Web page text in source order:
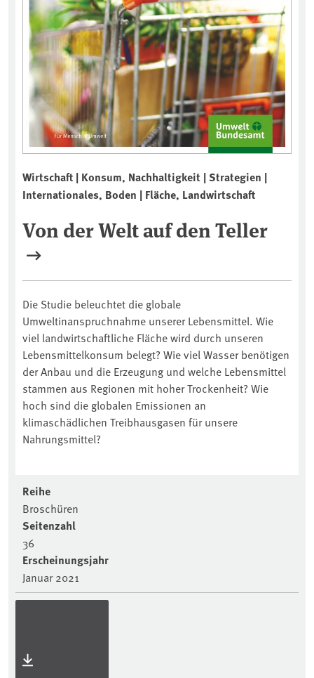
Wirtschaft | Konsum, Nachhaltigkeit | Strategien |
Internationales, Boden | Fläche, Landwirtschaft
Von der Welt auf den Teller
Die Studie beleuchtet die globale
Umweltinanspruchnahme unserer Lebensmittel. Wie
viel landwirtschaftliche Fläche wird durch unseren
Lebensmittelkonsum belegt? Wie viel Wasser benötigen
der Anbau und die Erzeugung und welche Lebensmittel
stammen aus Regionen mit hoher Trockenheit? Wie
hoch sind die globalen Emissionen an
klimaschädlichen Treibhausgasen für unsere
Nahrungsmittel?
Reihe
Broschüren
Seitenzahl
36
Erscheinungsjahr
Januar 2021